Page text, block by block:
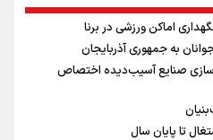
غربی کلمبیا
را بست
: مذاکرات با عمان برای تعیین
است
اماکن ورزشی در برنا
به پذیرش شروط ایران از سوی
و عمان ندارد
اماکن ورزشی در برنا
به جمهوری آذربایجان
بازسازی صنایع آسیب‌دیده اختصاص